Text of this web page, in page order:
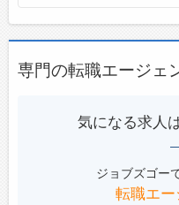
専門の転職エージェ
気になる求人
ジョブズゴー
転職エー